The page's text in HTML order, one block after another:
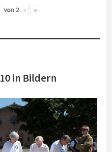
von 2 › »
in Bildern